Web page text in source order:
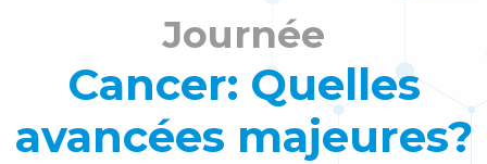
Journée
Cancer: Quelles
avancées majeures?